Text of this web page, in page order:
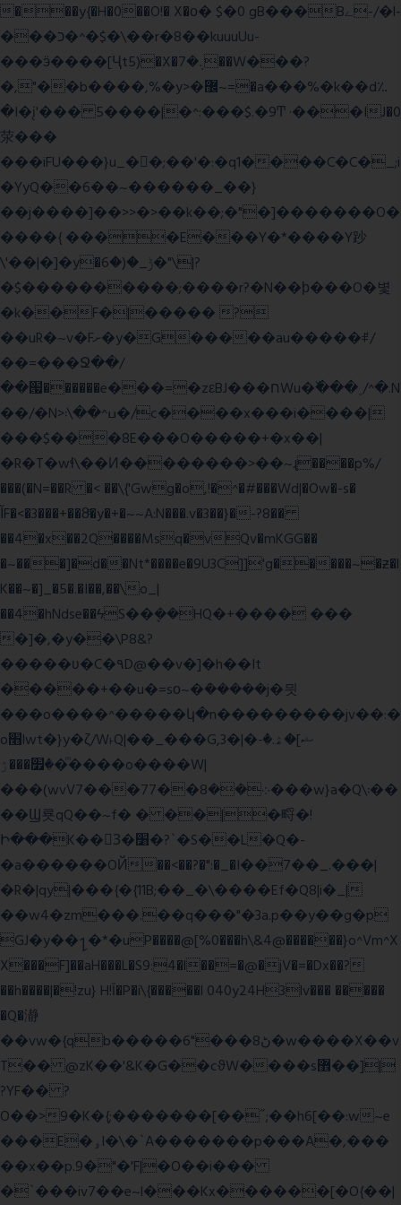
���y{�H�0��O!� X�о� $�0 gB���Bے-/�l-
���כ�^�$�\��r�8��kuuuUu-
���ӭ����[Ҷt5)�X�܉�7��W���?
�,"��b����,%�y>�޼~=�a���%�k��d؉
�I�į'��� 5����|�^:���$.�9Ͳ ·���IJ�0
荥���
���iFU���}u_��;��'�:�q1����C�C�_;i
�YyQ��6��~������_��}
��j����]��>>�>��k��;�"�]�������O�
����{ ����E���Y�*����Y䟞
\'��|�]�y�ݱ_�(�6�"\|?
�$����������;����r?�N��ϸ���O�볓
�k��F�|����� ?
��uR�~v�Fށ�y�G�����au�����ꑷ/
��=���Ջ��/
��՗������e���=�zεBJ���חWu�߰���˯/^�.N
��/�N>ߎ^��\܃�/c����x���i����|
���$���ܿ8E���O�����+�x��|
�R�T�wɬ\� �И��������>��~ɻ����p%/
���(�N=��R �< ��\{'Gwg�o,!�^�#���Wd|�Ow�-s�
ĬF�<�3���+��8ͣ�y�+�~~A:N���.v�3��}�-?8��
��4�x��2Q����Msq�vQv�mKGG��
�~���]�d��Nt*����e�9U3C]]'g�����~�ƶ�l
K��~�]_�5�.�I��,��\o_|
��4�hNdse��ϟS��ܷ��HQ�+���� ���
�]�,�y��\P8&?
�����ʋ�C�۹D@��v�]�h��It
�����+��u�=sο~�ܿ�����j�믯
���o����^�����կ�n���������jv��:�
o׫lwt�}y�ζ/W˫Q|��_���G,3�|�ޝ]�ۿ.�-
�׿���ۯ�ͫ����o����W|
���(wvV܀��8��77���7���w}a�Q\܃��
��Ϣ룟qQ��~f� � ��|�㽟�!
Ի���K��3ٓ�׸�?`�S��L�Q�-
�a������OЙ��<��?�":�_�I��7��_.���|
�R�|qy|���{�{11B;��_�\����Ef�Q8|i�_|
��w4�zm���.��q���"�3a.p��y��g�p
GJ�y��႑�*�uP����@[%0���h\&4@������}o^Vm^X
X���F]��aH���L�S9:4�l��=�@�jV�=�Dx��?
��h����|�!zu} H!Ī�P�i\{�����l 040y24H3lv��� �����
�Q�瀞
��vw�{qb�����6"���8ڻ�w����X��v
T�� @zK��'&K�G��cϑW����s޾��]|
?YF�� ?
O��>9�K�{;�������[��˝;��h6[��:w~e
���E�ۅl�\�`A�������p���A�,���
��x��p.9�"�'F|�O��i���
�`���iv7��e~l���Kx������[�O{��|